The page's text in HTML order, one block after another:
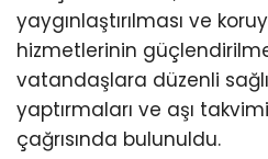
yaygınlaştırılması ve
hizmetlerinin
vatandaşlara düzenli
yaptırmaları ve aşı
çağrısında bulunuldu.